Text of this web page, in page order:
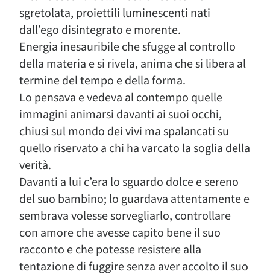
sgretolata, proiettili luminescenti nati
dall’ego disintegrato e morente.
Energia inesauribile che sfugge al controllo
della materia e si rivela, anima che si libera al
termine del tempo e della forma.
Lo pensava e vedeva al contempo quelle
immagini animarsi davanti ai suoi occhi,
chiusi sul mondo dei vivi ma spalancati su
quello riservato a chi ha varcato la soglia della
verità.
Davanti a lui c’era lo sguardo dolce e sereno
del suo bambino; lo guardava attentamente e
sembrava volesse sorvegliarlo, controllare
con amore che avesse capito bene il suo
racconto e che potesse resistere alla
tentazione di fuggire senza aver accolto il suo